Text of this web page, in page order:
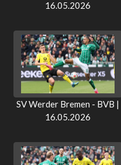
16.05.2026
SV Werder Bremen - BVB |
16.05.2026